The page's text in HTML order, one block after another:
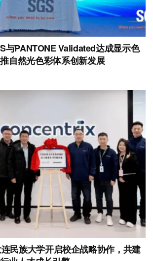
与PANTONE Validated达成显示色
自然光色彩体系创新发展
民族大学开启校企战略协作，共建